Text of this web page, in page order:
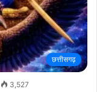
छत्तीसगढ़
3,527